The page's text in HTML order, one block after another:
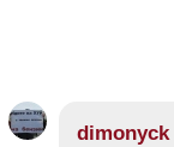
dimonyck